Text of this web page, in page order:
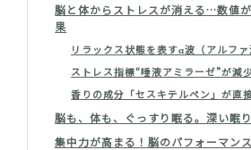
脳と体からストレスが消える…数値
果
リラックス状態を表すα波（アルフ
ストレス指標“唾液アミラーゼ”が減
香りの成分「セスキテルペン」が直
脳も、体も、ぐっすり眠る。深い眠り
集中力が高まる！脳のパフォーマン